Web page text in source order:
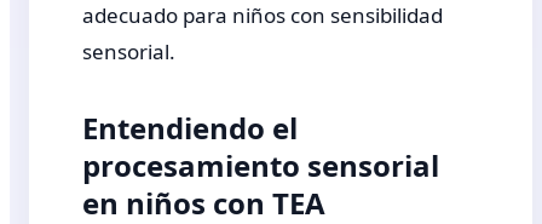
adecuado para niños con sensibilidad
sensorial.
Entendiendo el
procesamiento sensorial
en niños con TEA